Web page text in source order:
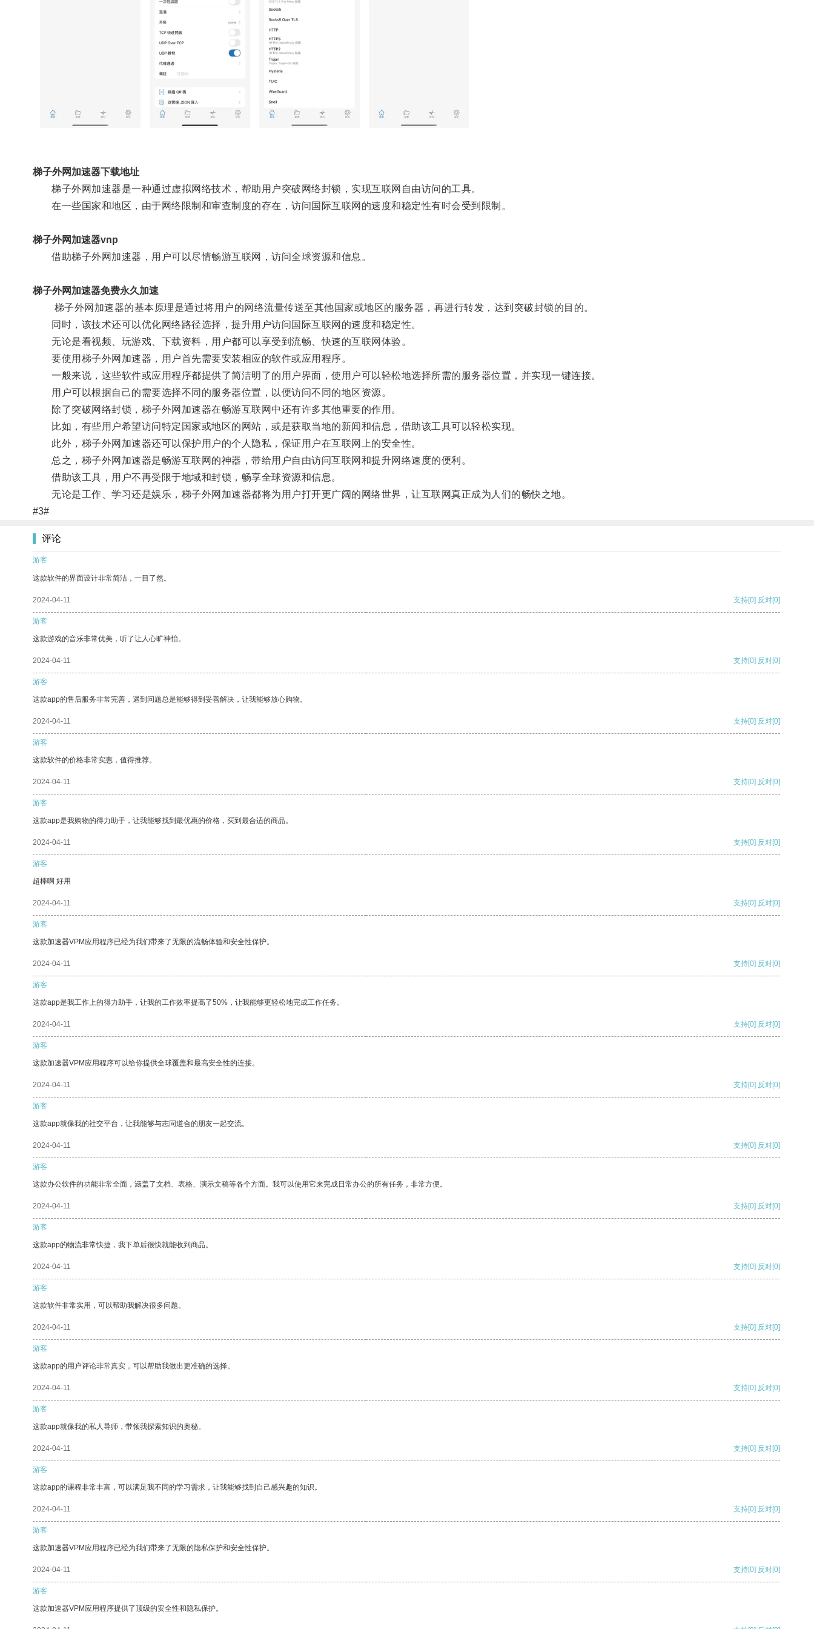
梯子外网加速器下载地址
梯子外网加速器是一种通过虚拟网络技术，帮助用户突破网络封锁，实现互联网自由访问的工具。
在一些国家和地区，由于网络限制和审查制度的存在，访问国际互联网的速度和稳定性有时会受到限制。
梯子外网加速器vnp
借助梯子外网加速器，用户可以尽情畅游互联网，访问全球资源和信息。
梯子外网加速器免费永久加速
梯子外网加速器的基本原理是通过将用户的网络流量传送至其他国家或地区的服务器，再进行转发，达到突破封锁的目的。
同时，该技术还可以优化网络路径选择，提升用户访问国际互联网的速度和稳定性。
无论是看视频、玩游戏、下载资料，用户都可以享受到流畅、快速的互联网体验。
要使用梯子外网加速器，用户首先需要安装相应的软件或应用程序。
一般来说，这些软件或应用程序都提供了简洁明了的用户界面，使用户可以轻松地选择所需的服务器位置，并实现一键连接。
用户可以根据自己的需要选择不同的服务器位置，以便访问不同的地区资源。
除了突破网络封锁，梯子外网加速器在畅游互联网中还有许多其他重要的作用。
比如，有些用户希望访问特定国家或地区的网站，或是获取当地的新闻和信息，借助该工具可以轻松实现。
此外，梯子外网加速器还可以保护用户的个人隐私，保证用户在互联网上的安全性。
总之，梯子外网加速器是畅游互联网的神器，带给用户自由访问互联网和提升网络速度的便利。
借助该工具，用户不再受限于地域和封锁，畅享全球资源和信息。
无论是工作、学习还是娱乐，梯子外网加速器都将为用户打开更广阔的网络世界，让互联网真正成为人们的畅快之地。
#3#
评论
游客
这款软件的界面设计非常简洁，一目了然。
2024-04-11 支持[0] 反对[0]
游客
这款游戏的音乐非常优美，听了让人心旷神怡。
2024-04-11 支持[0] 反对[0]
游客
这款app的售后服务非常完善，遇到问题总是能够得到妥善解决，让我能够放心购物。
2024-04-11 支持[0] 反对[0]
游客
这款软件的价格非常实惠，值得推荐。
2024-04-11 支持[0] 反对[0]
游客
这款app是我购物的得力助手，让我能够找到最优惠的价格，买到最合适的商品。
2024-04-11 支持[0] 反对[0]
游客
超棒啊 好用
2024-04-11 支持[0] 反对[0]
游客
这款加速器VPM应用程序已经为我们带来了无限的流畅体验和安全性保护。
2024-04-11 支持[0] 反对[0]
游客
这款app是我工作上的得力助手，让我的工作效率提高了50%，让我能够更轻松地完成工作任务。
2024-04-11 支持[0] 反对[0]
游客
这款加速器VPM应用程序可以给你提供全球覆盖和最高安全性的连接。
2024-04-11 支持[0] 反对[0]
游客
这款app就像我的社交平台，让我能够与志同道合的朋友一起交流。
2024-04-11 支持[0] 反对[0]
游客
这款办公软件的功能非常全面，涵盖了文档、表格、演示文稿等各个方面。我可以使用它来完成日常办公的所有任务，非常方便。
2024-04-11 支持[0] 反对[0]
游客
这款app的物流非常快捷，我下单后很快就能收到商品。
2024-04-11 支持[0] 反对[0]
游客
这款软件非常实用，可以帮助我解决很多问题。
2024-04-11 支持[0] 反对[0]
游客
这款app的用户评论非常真实，可以帮助我做出更准确的选择。
2024-04-11 支持[0] 反对[0]
游客
这款app就像我的私人导师，带领我探索知识的奥秘。
2024-04-11 支持[0] 反对[0]
游客
这款app的课程非常丰富，可以满足我不同的学习需求，让我能够找到自己感兴趣的知识。
2024-04-11 支持[0] 反对[0]
游客
这款加速器VPM应用程序已经为我们带来了无限的隐私保护和安全性保护。
2024-04-11 支持[0] 反对[0]
游客
这款加速器VPM应用程序提供了顶级的安全性和隐私保护。